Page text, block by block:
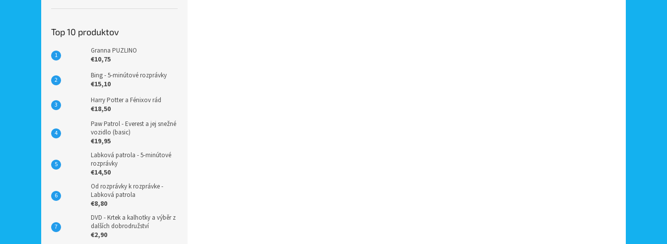
Top 10 produktov
Granna PUZLINO
€10,75
Bing - 5-minútové rozprávky
€15,10
Harry Potter a Fénixov rád
€18,50
Paw Patrol - Everest a jej snežné
vozidlo (basic)
€19,95
Labková patrola - 5-minútové
rozprávky
€14,50
Od rozprávky k rozprávke -
Labková patrola
€8,80
DVD - Krtek a kalhotky a výběr z
dalších dobrodružství
€2,90